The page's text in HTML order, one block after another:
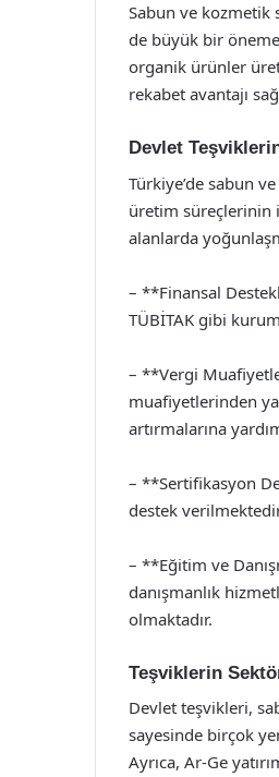
Sabun ve kozmetik
de büyük bir
organik ürünler
rekabet avantajı
Devlet
Türkiye’de sabun
üretim süreçlerinin
alanlarda
– **Finansal
TÜBİTAK gibi
– **Vergi
muafiyetlerinden
artırmalarına
– **Sertifikasyon
destek
– **Eğitim ve
danışmanlık
olmaktadır.
Teşviklerin
Devlet teşvikleri,
sayesinde birçok
Ayrıca, Ar-Ge